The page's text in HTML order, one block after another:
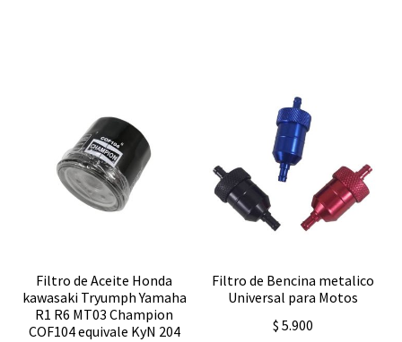
Filtro de Aceite Honda
kawasaki Tryumph Yamaha
R1 R6 MT03 Champion
COF104 equivale KyN 204
Filtro de Bencina metalico
Universal para Motos
$ 5.900